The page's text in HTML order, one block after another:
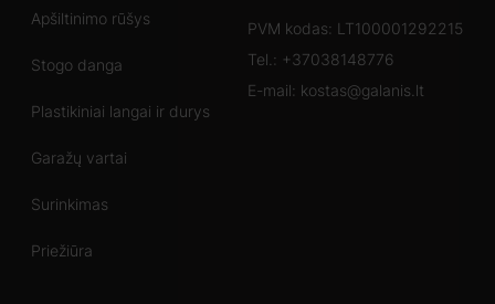
Apšiltinimo rūšys
Stogo danga
Plastikiniai langai ir durys
Garažų vartai
Surinkimas
Priežiūra
PVM kodas: LT100001292215
Tel.: +37038148776
E-mail: kostas@galanis.lt